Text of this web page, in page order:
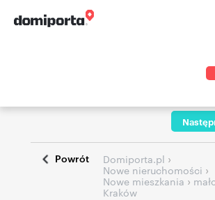
Powrót Domiporta.pl ›
Nowe nieruchomości ›
Nowe mieszkania ›
Kraków